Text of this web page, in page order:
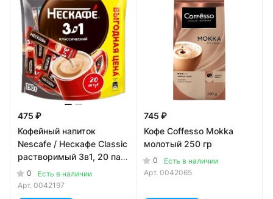
475 ₽
Кофейный напиток
Nescafe / Нескафе Classic
растворимый 3в1, 20 пак
x 14,5 гр
0
Есть в наличии
Арт. 0042197
745 ₽
Кофе Coffesso Mokka
молотый 250 гр
0
Есть в наличии
Арт. 0042065